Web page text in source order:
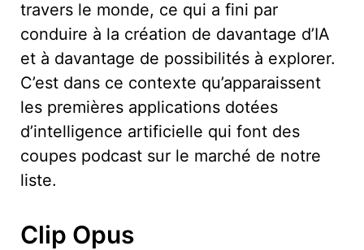
travers le monde, ce qui a fini par
conduire à la création de davantage d’IA
et à davantage de possibilités à explorer.
C’est dans ce contexte qu’apparaissent
les premières applications dotées
d’intelligence artificielle qui font des
coupes podcast sur le marché de notre
liste.
Clip Opus